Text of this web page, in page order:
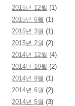
2015년 12월 (1)
2015년 6월 (1)
2015년 3월 (1)
2015년 2월 (2)
2014년 12월 (4)
2014년 10월 (2)
2014년 9월 (1)
2014년 6월 (2)
2014년 5월 (3)